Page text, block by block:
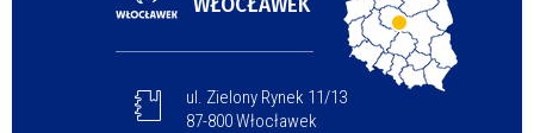
ul. Zielony Rynek 11/13
87-800 Włocławek